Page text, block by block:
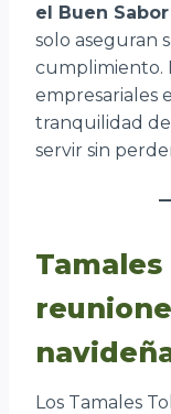
el Buen
solo aseguran
cumplimiento.
empresariales
tranquilidad
servir sin
Los Tamales